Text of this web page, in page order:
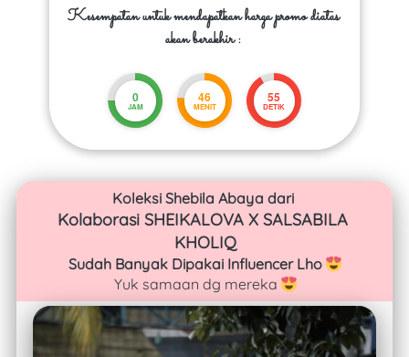
Kesempatan untuk mendapatkan harga promo diatas
akan berakhir :
0
JAM
46
MENIT
52
DETIK
Koleksi Shebila Abaya dari
Kolaborasi SHEIKALOVA X SALSABILA
KHOLIQ
Sudah Banyak Dipakai Influencer Lho
Yuk samaan dg mereka